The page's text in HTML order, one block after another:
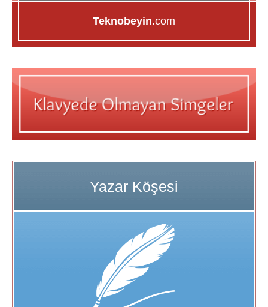
Teknobeyin.com